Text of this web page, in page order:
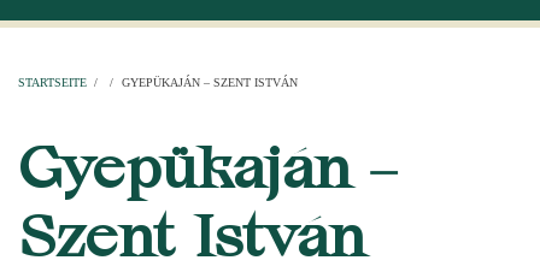
STARTSEITE / / GYEPÜKAJÁN – SZENT ISTVÁN
Gyepükaján –
Szent István